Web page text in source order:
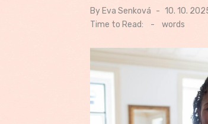
ByEva Senková
Posted
on
10. 10.
Time to Read:
- words